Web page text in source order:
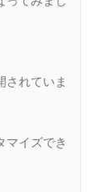
されていま
マイズでき